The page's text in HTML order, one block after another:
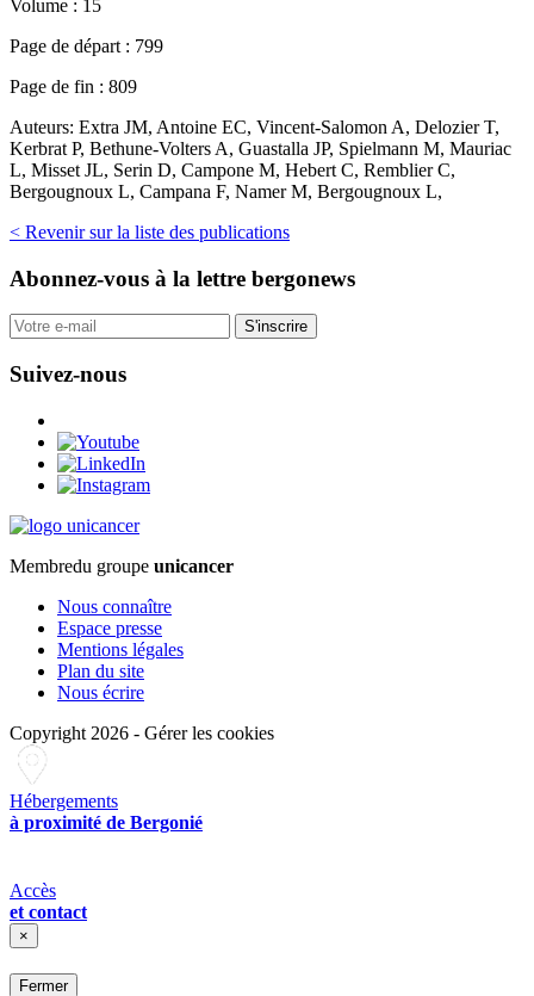
Volume : 15
Page de départ : 799
Page de fin : 809
Auteurs: Extra JM, Antoine EC, Vincent-Salomon A, Delozier T,
Kerbrat P, Bethune-Volters A, Guastalla JP, Spielmann M, Mauriac
L, Misset JL, Serin D, Campone M, Hebert C, Remblier C,
Bergougnoux L, Campana F, Namer M, Bergougnoux L,
< Revenir sur la liste des publications
Abonnez-vous à la lettre bergonews
S'inscrire
Suivez-nous
Membredu groupe unicancer
Nous connaître
Espace presse
Mentions légales
Plan du site
Nous écrire
Copyright 2026 - Gérer les cookies
Hébergements
à proximité de Bergonié
Accès
et contact
×
Fermer